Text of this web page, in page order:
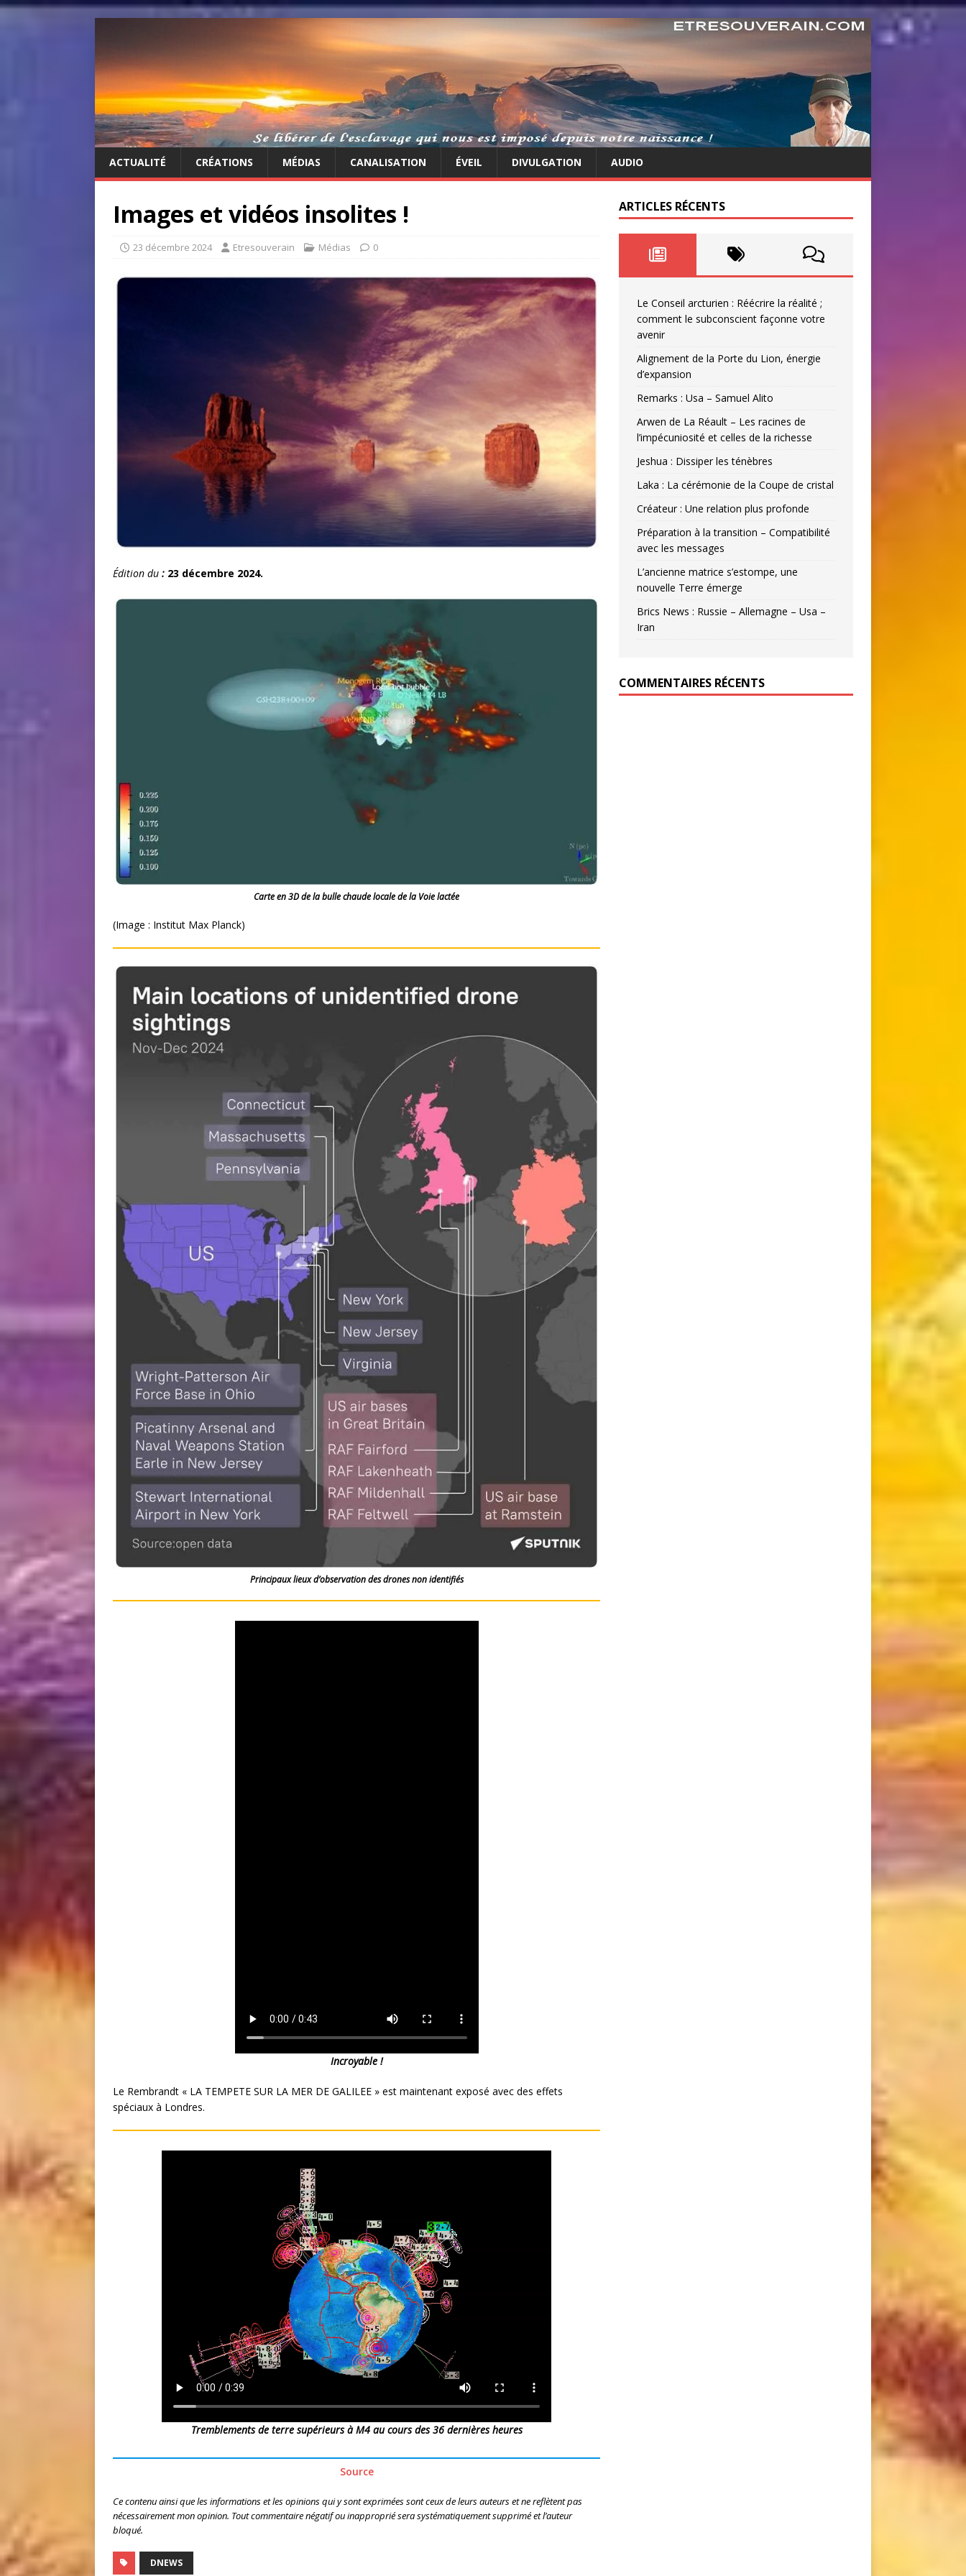
ACTUALITÉ CRÉATIONS MÉDIAS CANALISATION ÉVEIL DIVULGATION AUDIO
Images et vidéos insolites !
23 décembre 2024 Etresouverain Médias 0
Édition du : 23 décembre 2024.
Carte en 3D de la bulle chaude locale de la Voie lactée
(Image : Institut Max Planck)
Principaux lieux d’observation des drones non identifiés
Incroyable !
Le Rembrandt « LA TEMPETE SUR LA MER DE GALILEE » est maintenant exposé avec des effets
spéciaux à Londres.
Tremblements de terre supérieurs à M4 au cours des 36 dernières heures
Source
Ce contenu ainsi que les informations et les opinions qui y sont exprimées sont ceux de leurs auteurs et ne reflètent pas
nécessairement mon opinion. Tout commentaire négatif ou inapproprié sera systématiquement supprimé et l’auteur
bloqué.
DNEWS
ARTICLES RÉCENTS
Le Conseil arcturien : Réécrire la réalité ;
comment le subconscient façonne votre
avenir
Alignement de la Porte du Lion, énergie
d’expansion
Remarks : Usa – Samuel Alito
Arwen de La Réault – Les racines de
l’impécuniosité et celles de la richesse
Jeshua : Dissiper les ténèbres
Laka : La cérémonie de la Coupe de cristal
Créateur : Une relation plus profonde
Préparation à la transition – Compatibilité
avec les messages
L’ancienne matrice s’estompe, une
nouvelle Terre émerge
Brics News : Russie – Allemagne – Usa –
Iran
COMMENTAIRES RÉCENTS